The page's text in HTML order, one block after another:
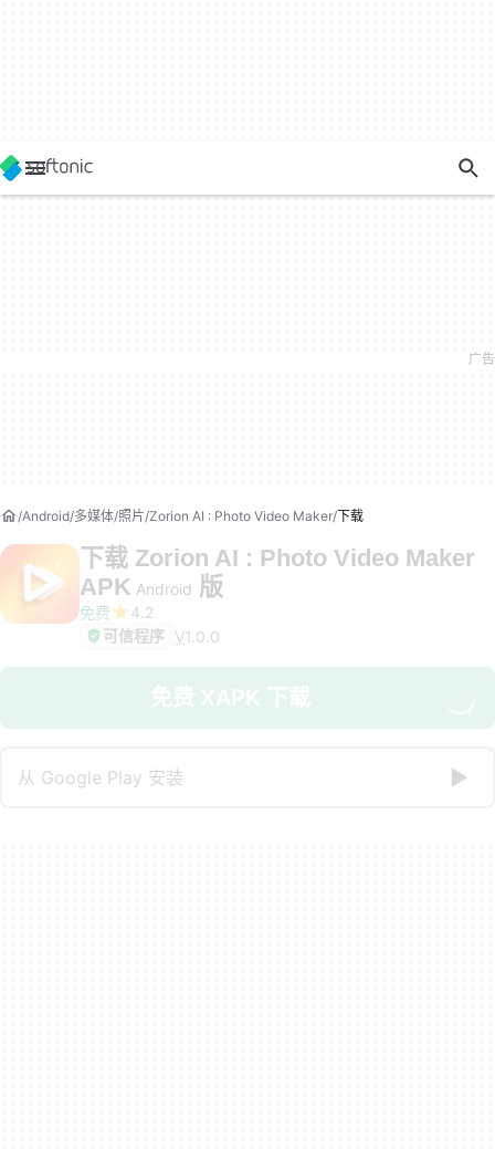
Android 多媒体 照片 Zorion AI : Photo Video Maker 下载
下载 Zorion AI : Photo Video Maker
APK Android 版
免费
4.2
可信程序 V1.0.0
免费 XAPK 下载
从 Google Play 安装